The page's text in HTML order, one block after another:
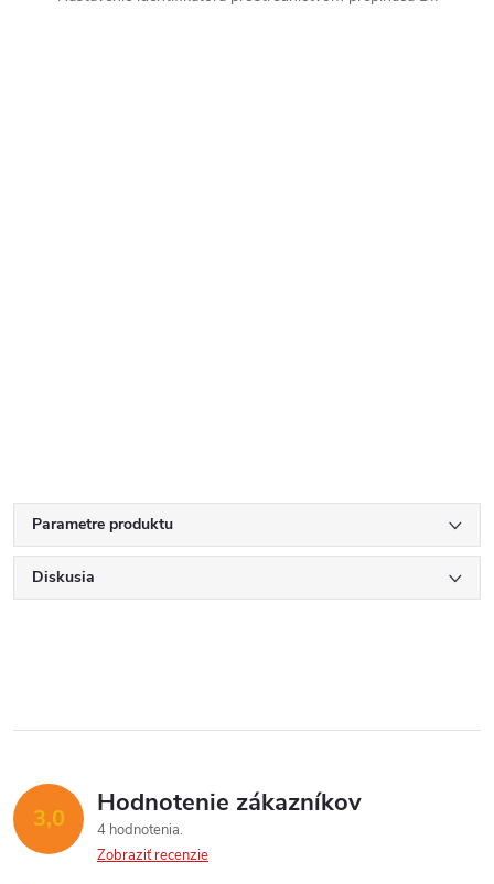
Parametre produktu
Diskusia
3,0 Hodnotenie zákazníkov
4 hodnotenia
Zobraziť recenzie